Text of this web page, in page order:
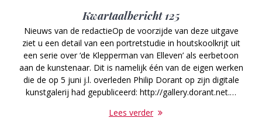
Kwartaalbericht 125
Nieuws van de redactieOp de voorzijde van deze uitgave
ziet u een detail van een portretstudie in houtskoolkrijt uit
een serie over ‘de Klepperman van Elleven’ als eerbetoon
aan de kunstenaar. Dit is namelijk één van de eigen werken
die de op 5 juni j.l. overleden Philip Dorant op zijn digitale
kunstgalerij had gepubliceerd: http://gallery.dorant.net.…
Lees verder